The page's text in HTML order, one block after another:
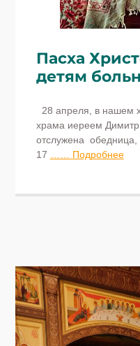
Пасха
детям
28 апреля, в нашем
храма иереем
отслужена обедница,
17 …… Подробнее